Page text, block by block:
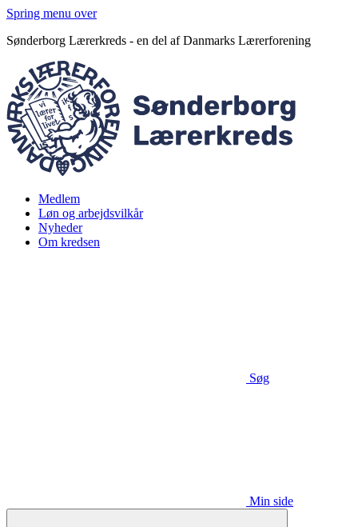
Spring menu over
Sønderborg Lærerkreds - en del af Danmarks Lærerforening
Medlem
Løn og arbejdsvilkår
Nyheder
Om kredsen
Søg
Min side